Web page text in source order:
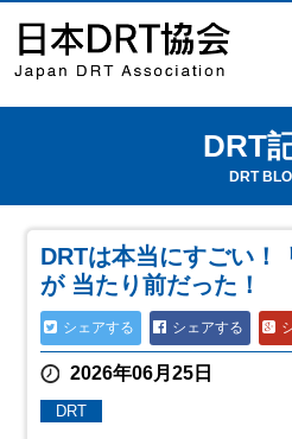
DRT
DRT
DRTは本当にすごい！
が 当たり前だった！
シェアする シェアする
2026年06月25日
DRT